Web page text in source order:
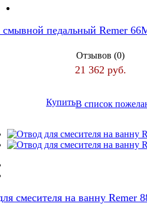
педальный Remer
Отзывов (0)
21 362 руб.
КупитьВ список
смесителя на ванну Remer